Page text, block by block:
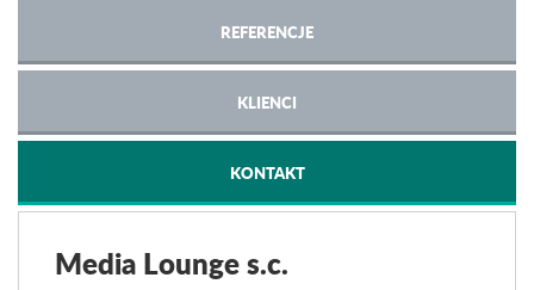
REFERENCJE
KLIENCI
KONTAKT
Media Lounge s.c.